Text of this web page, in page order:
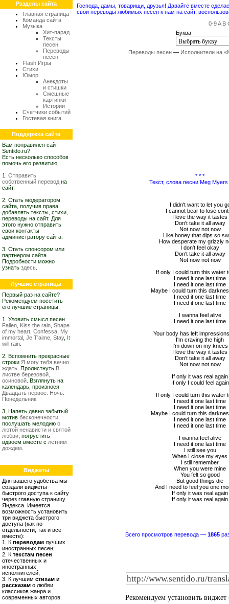
Разделы сайта
Главная страница
Команда сайта
Музыка
Хит-парад
Тексты
песен
Переводы
песен
Flash Игры
Стихи
Юмор
Анекдоты
и стишки
Смешные
картинки
Истории
Счетчики событий
Гостевая книга
Поддержка сайта
Вам понравился сайт
Sentido.ru?
Есть несколько способов
помочь его развитию:
1. Отправить
собственный перевод на
сайт.
2. Стать модератором
сайта, получив права
добавлять тексты, стихи,
переводы на сайт. Для
этого нужно отправить
свои контакты
администратору сайта.
3. Стать спонсором или
партнером сайта.
Подробности можно
узнать здесь
Лучшие страницы
Первый раз на сайте?
Рекомендуем посетить
его лучшие страницы:
1. Уловить смысл песен
Fallen Kiss the rain Shape
of my heart Confessa My
immortal Je T'aime Stay, It
will rain
2. Вспомнить прекрасные
строки Я могу тебя вечно
ждать . Пролистнуть В
листве березовой,
осиновой . Взглянуть на
календарь, произнося
Двадцать первое. Ночь.
Понедельник.
3. Напеть давно забытый
мотив бесконечности
послушать мелодию о
лютой ненависти и святой
любви , погрустить
вдвоем вместе с летним
дождем
Виджеты
Для вашего удобства мы
создали виджеты
быстрого доступа к сайту
через главную страницу
Яндекса. Имеется
возможность установить
три виджета быстрого
доступа (как по
отдельности, так и все
вместе):
1. К переводам лучших
иностранных песен;
2. К текстам песен
отечественных и
иностранных
исполнителей;
3. К лучшим стихам и
рассказам о любви
классиков жанра и
современных авторов.
Господа, дамы, товарищи, друзья! Давайте вместе
свои переводы любимых песен к нам на сайт,
0-9 A B
Буква
Переводы песен — Исполнители на
* * *
Текст, слова песни Meg
I didn't want to let you
I cannot bear to lose
I love the way it tastes
Don't take it all away
Not now not now
Like honey that dips so
How desperate my grizzly
I don't feel okay
Don't take it all away
Not now not now
If only I could turn this water
I need it one last time
I need it one last time
Maybe I could turn this
I need it one last time
I need it one last time
I wanna feel alive
I need it one last time
Your body has left
I'm craving the high
I'm down on my knees
I love the way it tastes
Don't take it all away
Not now not now
If only it was real again
If only I could feel again
If only I could turn this water
I need it one last time
I need it one last time
Maybe I could turn this
I need it one last time
I need it one last time
I wanna feel alive
I need it one last time
I still see you
When I close my eyes
I still remember
When you were mine
You felt so good
But good things die
And I need to feel you one
If only it was real again
If only it was real again
Всего просмотров перевода —1865
Рекомендуем установить виджет